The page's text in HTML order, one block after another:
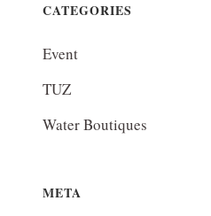
CATEGORIES
Event
TUZ
Water Boutiques
META